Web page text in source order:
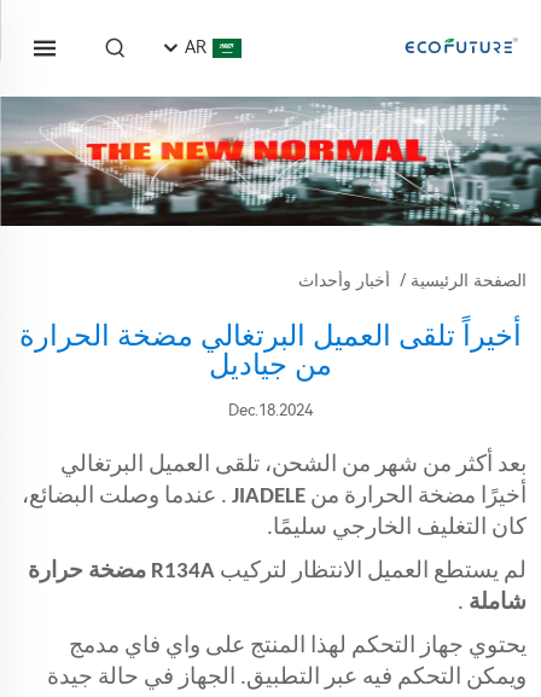
AR
الصفحة الرئيسية / أخبار وأحداث
أخيراً تلقى العميل البرتغالي مضخة الحرارة
من جياديل
Dec.18.2024
بعد أكثر من شهر من الشحن، تلقى العميل البرتغالي
أخيرًا مضخة الحرارة من JIADELE . عندما وصلت البضائع،
كان التغليف الخارجي سليمًا.
لم يستطع العميل الانتظار لتركيب
R134A مضخة حرارة
شاملة .
يحتوي جهاز التحكم لهذا المنتج على واي فاي مدمج
ويمكن التحكم فيه عبر التطبيق. الجهاز في حالة جيدة